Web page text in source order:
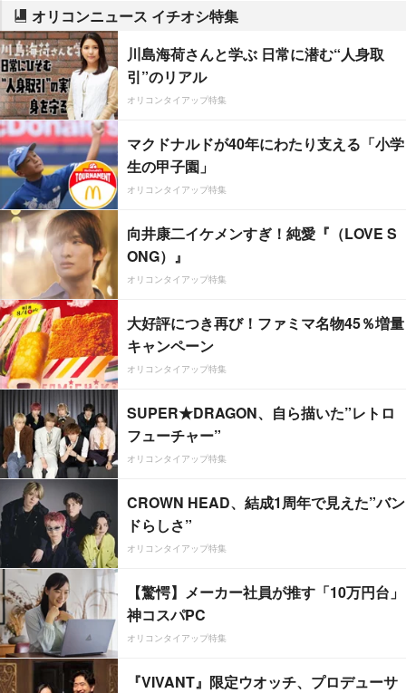
オリコンニュース イチオシ特集
川島海荷さんと学ぶ 日常に潜む“人身取
引”のリアル
オリコンタイアップ特集
マクドナルドが40年にわたり支える「小学
生の甲子園」
オリコンタイアップ特集
向井康二イケメンすぎ！純愛『（LOVE S
ONG）』
オリコンタイアップ特集
大好評につき再び！ファミマ名物45％増量
キャンペーン
オリコンタイアップ特集
SUPER★DRAGON、自ら描いた”レトロ
フューチャー”
オリコンタイアップ特集
CROWN HEAD、結成1周年で見えた”バン
ドらしさ”
オリコンタイアップ特集
【驚愕】メーカー社員が推す「10万円台」
神コスパPC
オリコンタイアップ特集
『VIVANT』限定ウオッチ、プロデューサ